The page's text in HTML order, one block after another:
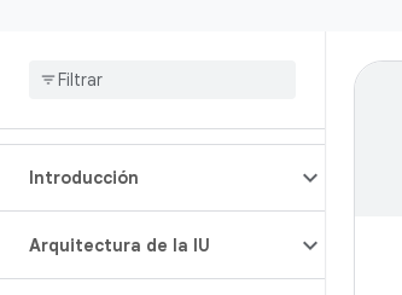
Introducción
Arquitectura de la IU